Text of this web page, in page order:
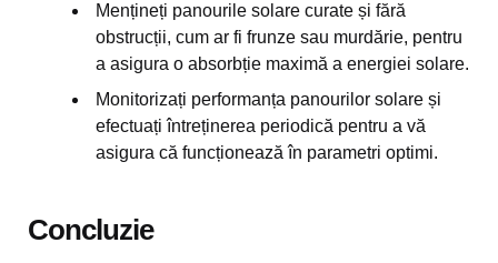
Mențineți panourile solare curate și fără
obstrucții, cum ar fi frunze sau murdărie, pentru
a asigura o absorbție maximă a energiei solare.
Monitorizați performanța panourilor solare și
efectuați întreținerea periodică pentru a vă
asigura că funcționează în parametri optimi.
Concluzie